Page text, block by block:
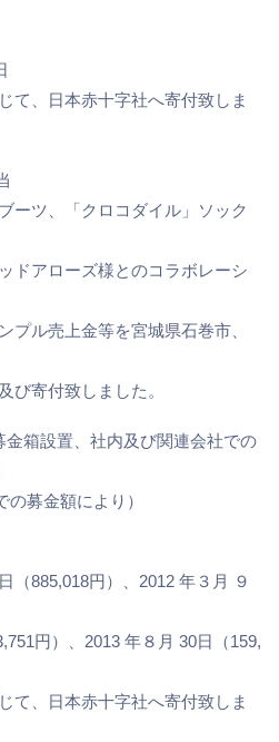
、日本赤十字社へ寄付致しま
ツ、「クロコダイル」ソック
アローズ様とのコラボレーシ
売上金等を宮城県石巻市、
寄付致しました。
金箱設置、社内及び関連会社での
募金額により）
885,018円）、2012 年３月 ９
円）、2013 年８月 30日（159,
、日本赤十字社へ寄付致しま